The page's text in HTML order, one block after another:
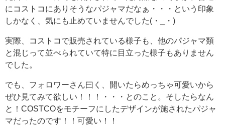
にコストコにありそうなパジャマだなぁ・・・という印象
しかなく、気にも止めていませんでした(・_・)
実際、コストコで販売されている様子も、他のパジャマ類
と混じって並べられていて特に目立った様子もありません
でした。
でも、フォロワーさん曰く、開いたらめっちゃ可愛いから
ぜひ見てみて欲しい！！！・・・とのこと。そしたらなん
と！COSTCOをモチーフにしたデザインが施されたパジャ
マだったのです！！可愛い！！